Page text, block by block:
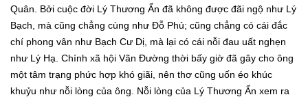
Quân. Bởi cuộc đời Lý Thương Ẩn đã không được đãi ngộ như Lý
Bạch, mà cũng chẳng cùng như Đỗ Phủ; cũng chẳng có cái đắc
chí phong vân như Bạch Cư Dị, mà lại có cái nỗi đau uất nghẹn
như Lý Hạ. Chính xã hội Vãn Đường thời bấy giờ đã gây cho ông
một tâm trạng phức hợp khó giãi, nên thơ cũng uốn éo khúc
khuỷu như nỗi lòng của ông. Nỗi lòng của Lý Thương Ẩn xem ra